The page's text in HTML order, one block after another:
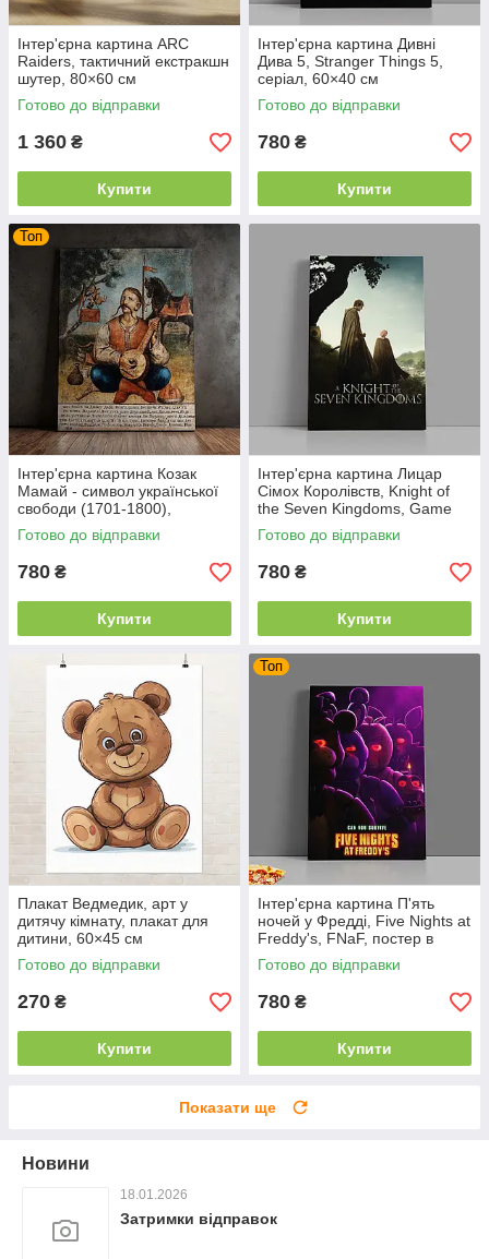
Авіація
Финанси, гроші, криптовалюта
Еротика 💋
Інтер'єрна картина ARC
Raiders, тактичний екстракшн
шутер, 80×60 см
Готово до відправки
1 360 ₴
Купити
Інтер'єрна картина Дивні
Дива 5, Stranger Things 5,
серіал, 60×40 см
Готово до відправки
780 ₴
Купити
Топ
Інтер'єрна картина Козак
Мамай - символ української
свободи (1701-1800),
Україна, істория, 60×45 см
Готово до відправки
780 ₴
Купити
Інтер'єрна картина Лицар
Сімох Королівств, Knight of
the Seven Kingdoms, Game
Of Thrones, GOT, серіал,
60×40 см
Готово до відправки
780 ₴
Купити
Плакат Ведмедик, арт у
дитячу кімнату, плакат для
дитини, 60×45 см
Готово до відправки
270 ₴
Купити
Топ
Інтер'єрна картина П'ять
ночей у Фредді, Five Nights at
Freddy's, FNaF, постер в
кімнату підлітка, 60×40 см
Готово до відправки
780 ₴
Купити
Показати ще
Новини
18.01.2026
Затримки відправок